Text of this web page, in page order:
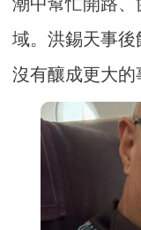
域。洪錫天事
沒有釀成更大的